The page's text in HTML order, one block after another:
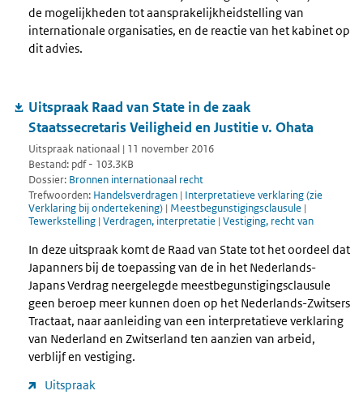
de mogelijkheden tot aansprakelijkheidstelling van
internationale organisaties, en de reactie van het kabinet op
dit advies.
Uitspraak Raad van State in de zaak
Staatssecretaris Veiligheid en Justitie v. Ohata
Uitspraak nationaal | 11 november 2016
Bestand: pdf - 103.3KB
Dossier: Bronnen internationaal recht
Trefwoorden: Handelsverdragen | Interpretatieve verklaring (zie
Verklaring bij ondertekening) | Meestbegunstigingsclausule |
Tewerkstelling | Verdragen, interpretatie | Vestiging, recht van
In deze uitspraak komt de Raad van State tot het oordeel dat
Japanners bij de toepassing van de in het Nederlands-
Japans Verdrag neergelegde meestbegunstigingsclausule
geen beroep meer kunnen doen op het Nederlands-Zwitsers
Tractaat, naar aanleiding van een interpretatieve verklaring
van Nederland en Zwitserland ten aanzien van arbeid,
verblijf en vestiging.
Uitspraak